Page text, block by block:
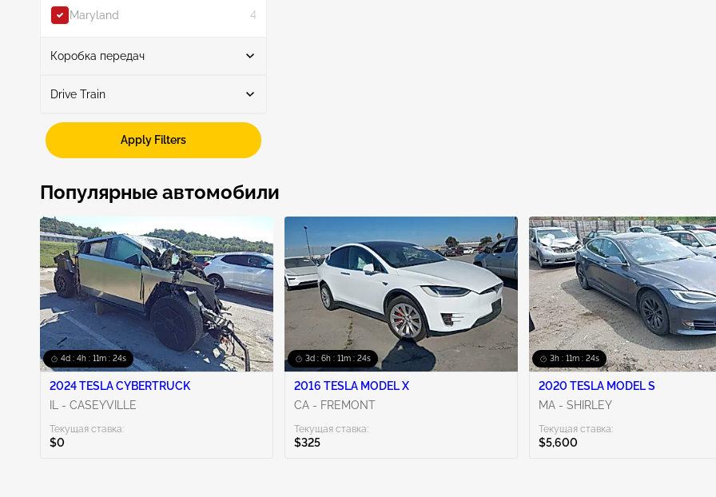
Maryland
4
Show More
Коробка передач
Автоматическая 6
Drive Train
Apply Filters
Популярные автомобили
4d : 4h : 11m : 23s
2024 TESLA CYBERTRUCK
IL - CASEYVILLE
Текущая ставка:
$0
3d : 6h : 11m : 23s
2016 TESLA MODEL X
CA - FREMONT
Текущая ставка:
$325
3h : 11m : 23s
2020 TESLA MODEL S
MA - SHIRLEY
Текущая ставка:
$5,600